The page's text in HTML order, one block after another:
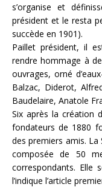
s’organise et
président et le resta
succède en 1901).
Paillet président, il
rendre hommage à
ouvrages, orné
Balzac, Diderot,
Baudelaire, Anatole
Six après la création
fondateurs de 1880
des premiers amis.
composée de 50
correspondants. Elle
l’indique l’article